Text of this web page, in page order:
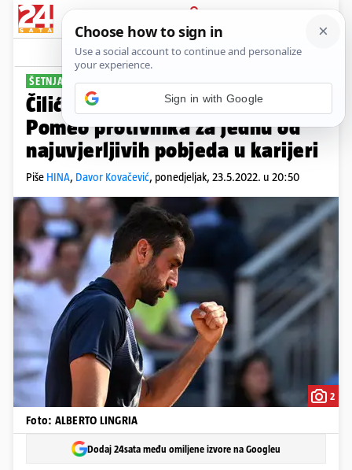
PRIJAVA
Sport Komentari
ŠETNJA PARIZOM
Čilić kakav se rijetko viđa:
Pomeo protivnika za jednu od
najuvjerljivih pobjeda u karijeri
Piše HINA, Davor Kovačević, ponedjeljak, 23.5.2022. u 20:50
2
Foto: ALBERTO LINGRIA
Dodaj 24sata među omiljene izvore na Googleu